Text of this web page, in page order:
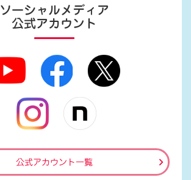
ソーシャルメディア
公式アカウント
公式アカウント一覧